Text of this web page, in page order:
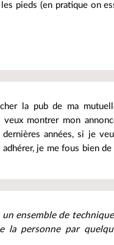
pieds (en pratique on
la pub de ma
montrer mon
années, si je
je me fous bien
ensemble de
la personne par